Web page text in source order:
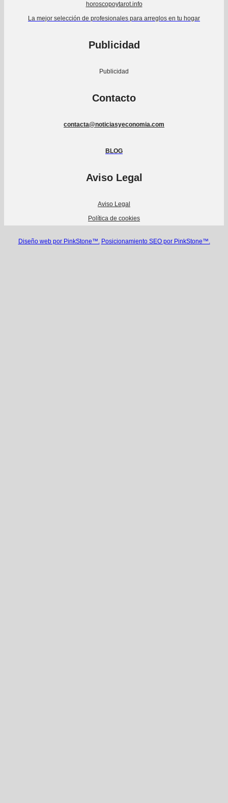
horoscopoytarot.info
La mejor selección de profesionales para arreglos en tu hogar
Publicidad
Publicidad
Contacto
contacta@noticiasyeconomia.com
BLOG
Aviso Legal
Aviso Legal
Política de cookies
Diseño web por PinkStone™. Posicionamiento SEO por PinkStone™.